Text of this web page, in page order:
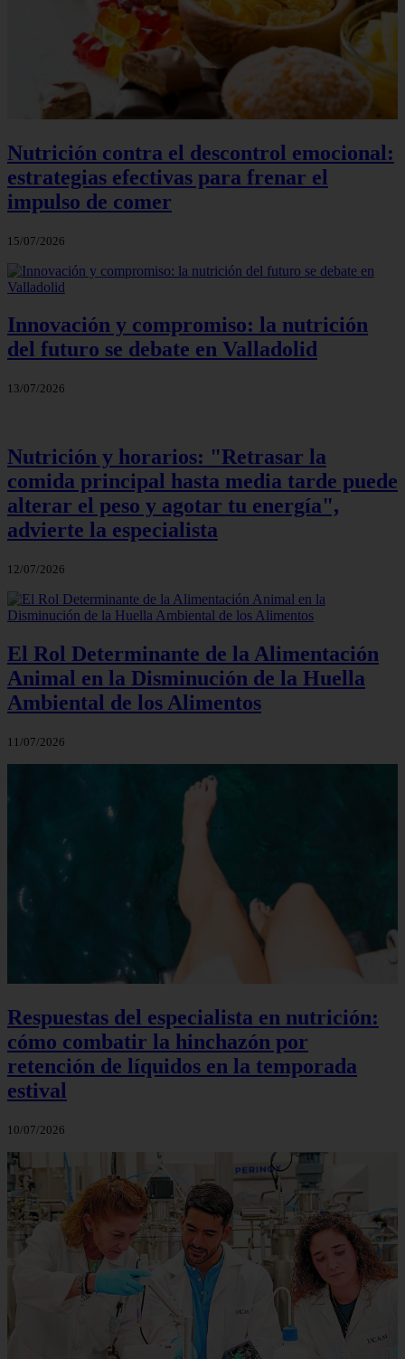
Nutrición contra el descontrol emocional:
estrategias efectivas para frenar el
impulso de comer
15/07/2026
Innovación y compromiso: la nutrición
del futuro se debate en Valladolid
13/07/2026
Nutrición y horarios: "Retrasar la
comida principal hasta media tarde puede
alterar el peso y agotar tu energía",
advierte la especialista
12/07/2026
El Rol Determinante de la Alimentación
Animal en la Disminución de la Huella
Ambiental de los Alimentos
11/07/2026
Respuestas del especialista en nutrición:
cómo combatir la hinchazón por
retención de líquidos en la temporada
estival
10/07/2026